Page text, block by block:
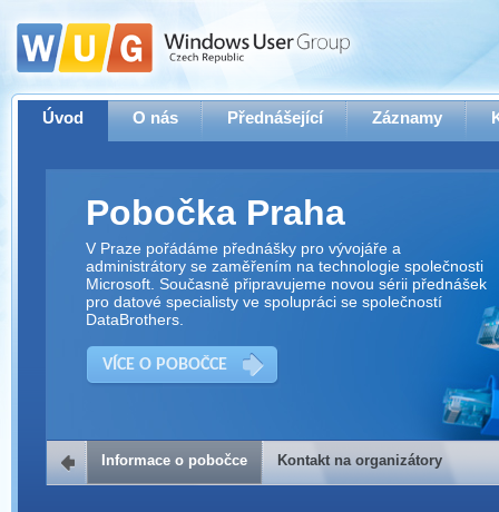
Úvod O nás Přednášející Záznamy
Pobočka Praha
V Praze pořádáme přednášky pro vývojáře a
administrátory se zaměřením na technologie společnosti
Microsoft. Současně připravujeme novou sérii přednášek
pro datové specialisty ve spolupráci se společností
DataBrothers.
VÍCE O POBOČCE
Kontakt na organizátory
Informace o pobočce Kontakt na organizátory